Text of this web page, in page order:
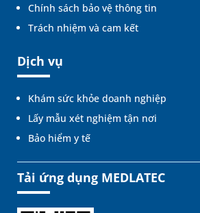
Chính sách bảo vệ thông tin
Trách nhiệm và cam kết
Dịch vụ
Khám sức khỏe doanh nghiệp
Lấy mẫu xét nghiệm tận nơi
Bảo hiểm y tế
Tải ứng dụng MEDLATEC